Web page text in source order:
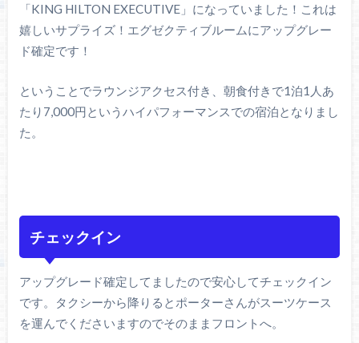
「KING HILTON EXECUTIVE」になっていました！これは
嬉しいサプライズ！エグゼクティブルームにアップグレー
ド確定です！
ということでラウンジアクセス付き、朝食付きで1泊1人あ
たり7,000円というハイパフォーマンスでの宿泊となりまし
た。
チェックイン
アップグレード確定してましたので安心してチェックイン
です。タクシーから降りるとポーターさんがスーツケース
を運んでくださいますのでそのままフロントへ。